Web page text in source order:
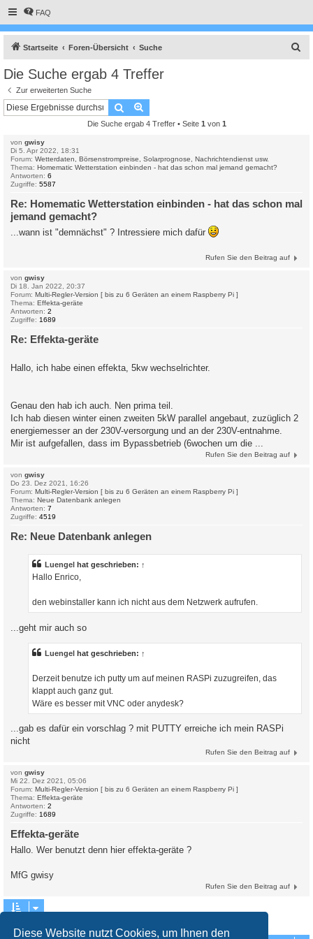
Diese Website nutzt Cookies, um Ihnen den
FAQ
Startseite Foren-Übersicht Suche
Die Suche ergab 4 Treffer
Zur erweiterten Suche
Suche
Die Suche ergab 4 Treffer • Seite 1 von 1
von gwisy
Di 5. Apr 2022, 18:31
Forum: Wetterdaten, Börsenstrompreise, Solarprognose, Nachrichtendienst usw.
Thema: Homematic Wetterstation einbinden - hat das schon mal jemand gemacht?
Antworten: 6
Zugriffe: 5587
Re: Homematic Wetterstation einbinden - hat das schon mal
jemand gemacht?
...wann ist "demnächst" ? Intressiere mich dafür
Rufen Sie den Beitrag auf
von gwisy
Di 18. Jan 2022, 20:37
Forum: Multi-Regler-Version [ bis zu 6 Geräten an einem Raspberry Pi ]
Thema: Effekta-geräte
Antworten: 2
Zugriffe: 1689
Re: Effekta-geräte
Hallo, ich habe einen effekta, 5kw wechselrichter.
Genau den hab ich auch. Nen prima teil.
Ich hab diesen winter einen zweiten 5kW parallel angebaut, zuzüglich 2
energiemesser an der 230V-versorgung und an der 230V-entnahme.
Mir ist aufgefallen, dass im Bypassbetrieb (6wochen um die ...
Rufen Sie den Beitrag auf
von gwisy
Do 23. Dez 2021, 16:26
Forum: Multi-Regler-Version [ bis zu 6 Geräten an einem Raspberry Pi ]
Thema: Neue Datenbank anlegen
Antworten: 7
Zugriffe: 4519
Re: Neue Datenbank anlegen
Luengel hat geschrieben: ↑
Hallo Enrico,
den webinstaller kann ich nicht aus dem Netzwerk aufrufen.
...geht mir auch so
Luengel hat geschrieben: ↑
Derzeit benutze ich putty um auf meinen RASPi zuzugreifen, das
klappt auch ganz gut.
Wäre es besser mit VNC oder anydesk?
...gab es dafür ein vorschlag ? mit PUTTY erreiche ich mein RASPi
nicht
Rufen Sie den Beitrag auf
von gwisy
Mi 22. Dez 2021, 05:06
Forum: Multi-Regler-Version [ bis zu 6 Geräten an einem Raspberry Pi ]
Thema: Effekta-geräte
Antworten: 2
Zugriffe: 1689
Effekta-geräte
Hallo. Wer benutzt denn hier effekta-geräte ?
MfG gwisy
Rufen Sie den Beitrag auf